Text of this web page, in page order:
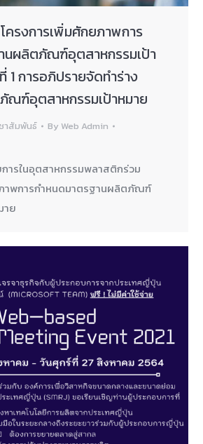
ครงการเพิ่มศักยภาพการ
นผลิตภัณฑ์อุตสาหกรรมเป้า
1 การอภิปรายจัดทำร่าง
ณฑ์อุตสาหกรรมเป้าหมาย
าสัมพันธ์ By Web Admin
ารในอุตสาหกรรมพลาสติกร่วม
าพการกำหนดมาตรฐานผลิตภัณฑ์
าย